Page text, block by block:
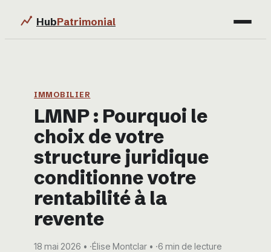
HubPatrimonial
Immobilier
Business
Éducation & Emploi
IMMOBILIER
LMNP : Pourquoi le
choix de votre
structure juridique
conditionne votre
rentabilité à la
revente
18 mai 2026 ·Élise Montclar ·6 min de lecture